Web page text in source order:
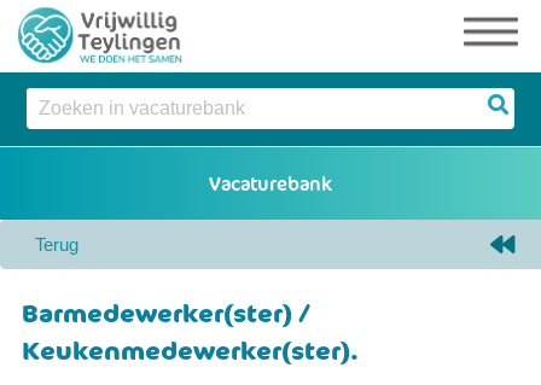
Barmedewerker(ster) /
Keukenmedewerker(ster).